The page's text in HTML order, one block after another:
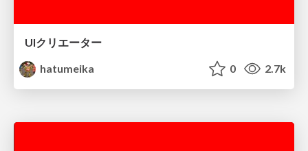
UIクリエーター
hatumeika
0 2.7k